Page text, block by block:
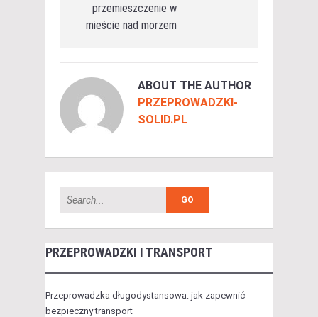
przemieszczenie w
mieście nad morzem
ABOUT THE AUTHOR
PRZEPROWADZKI-
SOLID.PL
PRZEPROWADZKI I TRANSPORT
Przeprowadzka długodystansowa: jak zapewnić
bezpieczny transport